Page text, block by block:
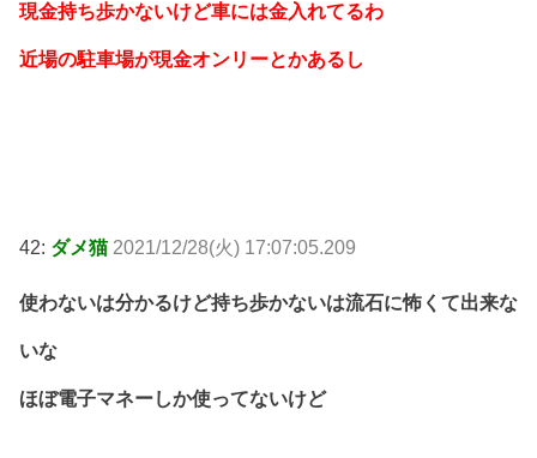
現金持ち歩かないけど車には金入れてるわ
近場の駐車場が現金オンリーとかあるし
42: ダメ猫 2021/12/28(火) 17:07:05.209
使わないは分かるけど持ち歩かないは流石に怖くて出来な
いな
ほぼ電子マネーしか使ってないけど